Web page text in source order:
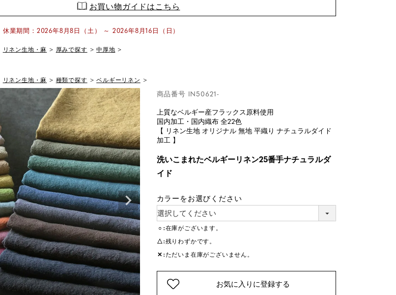
お買い物ガイドはこちら
休業期間：2026年8月8日（土） ～ 2026年8月16日（日）
リネン生地・麻 厚みで探す
中厚地
リネン生地・麻 種類で探す ベルギーリネン
商品番号 IN50621-
上質なベルギー産フラックス原料使用
国内加工・国内織布 全22色
【 リネン生地 オリジナル 無地 平織り ナチュラルダイド
加工 】
洗いこまれたベルギーリネン25番手ナチュラルダ
イド
カラーをお選びください
○ 在庫がございます。
△ 残りわずかです。
✕ ただいま在庫がございません。
お気に入りに登録する